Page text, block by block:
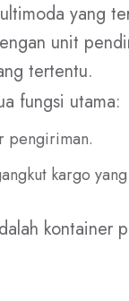
yang
unit
tertentu.
fungsi utama:
pengiriman.
kargo
kontainer